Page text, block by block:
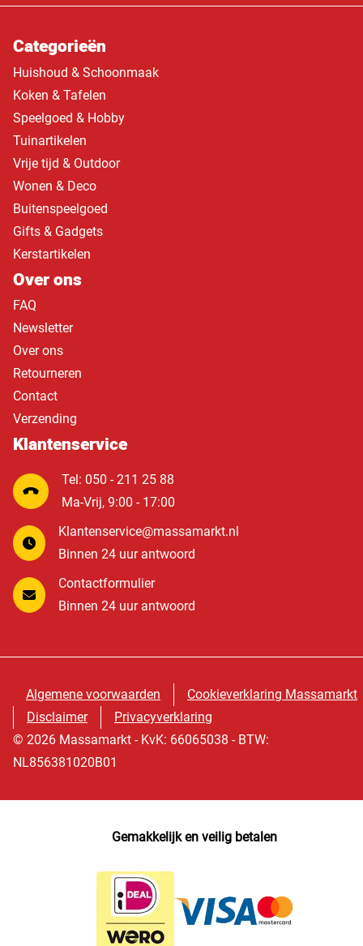
Categorieën
Huishoud & Schoonmaak
Koken & Tafelen
Speelgoed & Hobby
Tuinartikelen
Vrije tijd & Outdoor
Wonen & Deco
Buitenspeelgoed
Gifts & Gadgets
Kerstartikelen
Over ons
FAQ
Newsletter
Over ons
Retourneren
Contact
Verzending
Klantenservice
Tel: 050 - 211 25 88
Ma-Vrij, 9:00 - 17:00
Klantenservice@massamarkt.nl
Binnen 24 uur antwoord
Contactformulier
Binnen 24 uur antwoord
Algemene voorwaarden
Cookieverklaring Massamarkt
Disclaimer
Privacyverklaring
© 2026 Massamarkt - KvK: 66065038 - BTW:
NL856381020B01
Gemakkelijk en veilig betalen